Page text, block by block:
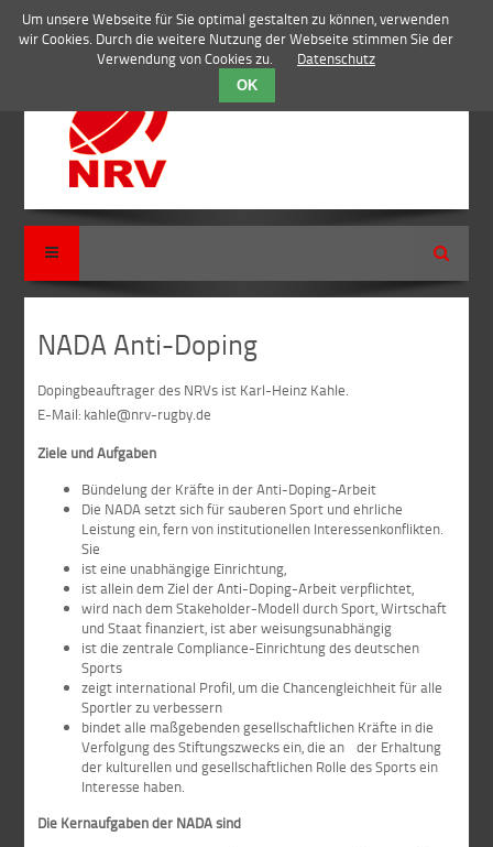
Suche
NADA Anti-Doping
Dopingbeauftrager des NRVs ist Karl-Heinz Kahle.
E-Mail: kahle@nrv-rugby.de
Ziele und Aufgaben
Bündelung der Kräfte in der Anti-Doping-Arbeit
Die NADA setzt sich für sauberen Sport und ehrliche
Leistung ein, fern von institutionellen Interessenkonflikten.
Sie
ist eine unabhängige Einrichtung,
ist allein dem Ziel der Anti-Doping-Arbeit verpflichtet,
wird nach dem Stakeholder-Modell durch Sport, Wirtschaft
und Staat finanziert, ist aber weisungsunabhängig
ist die zentrale Compliance-Einrichtung des deutschen
Sports
zeigt international Profil, um die Chancengleichheit für alle
Sportler zu verbessern
bindet alle maßgebenden gesellschaftlichen Kräfte in die
Verfolgung des Stiftungszwecks ein, die an der Erhaltung
der kulturellen und gesellschaftlichen Rolle des Sports ein
Interesse haben.
Die Kernaufgaben der NADA sind
Um unsere Webseite für Sie optimal gestalten zu können, verwenden
wir Cookies. Durch die weitere Nutzung der Webseite stimmen Sie der
Verwendung von Cookies zu.
Datenschutz
OK